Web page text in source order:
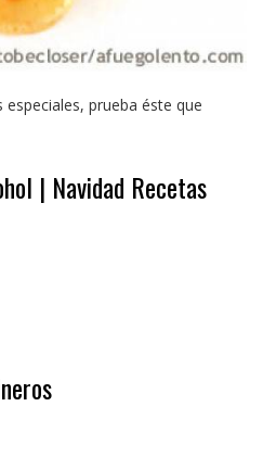
prueba éste que
| Navidad Recetas